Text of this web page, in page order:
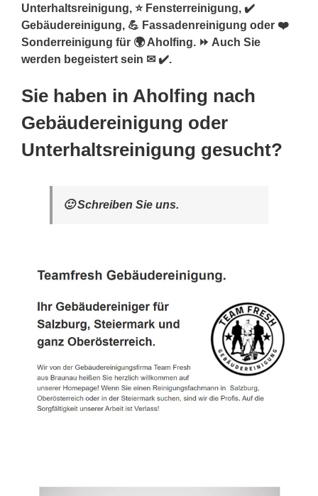
Unterhaltsreinigung, ⭐ Fensterreinigung, ✔️
Gebäudereinigung, 💪 Fassadenreinigung oder ❤️
Sonderreinigung für 🌍 Aholfing. ⏩ Auch Sie
werden begeistert sein ✉ ✔️.
Sie haben in Aholfing nach
Gebäudereinigung oder
Unterhaltsreinigung gesucht?
🙂 Schreiben Sie uns.